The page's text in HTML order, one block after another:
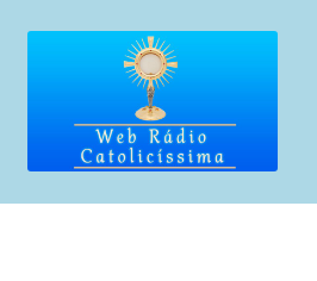
conteúdo
Home